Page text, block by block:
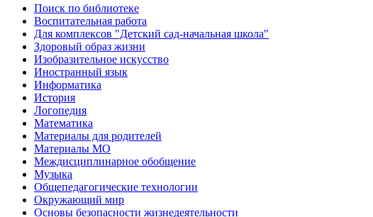
Поиск по библиотеке
Воспитательная работа
Для комплексов "Детский сад-начальная школа"
Здоровый образ жизни
Изобразительное искусство
Иностранный язык
Информатика
История
Логопедия
Математика
Материалы для родителей
Материалы МО
Междисциплинарное обобщение
Музыка
Общепедагогические технологии
Окружающий мир
Основы безопасности жизнедеятельности